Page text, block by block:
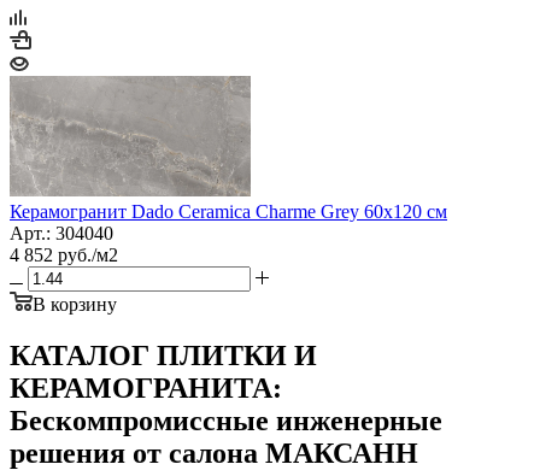
Керамогранит Dado Ceramica Charme Grey 60x120 см
Арт.: 304040
4 852 руб./м2
В корзину
КАТАЛОГ ПЛИТКИ И
КЕРАМОГРАНИТА:
Бескомпромиссные инженерные
решения от салона МАКСАНН